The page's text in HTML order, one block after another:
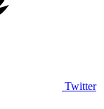
Twitter